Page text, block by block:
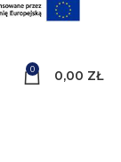
0 0,00 ZŁ